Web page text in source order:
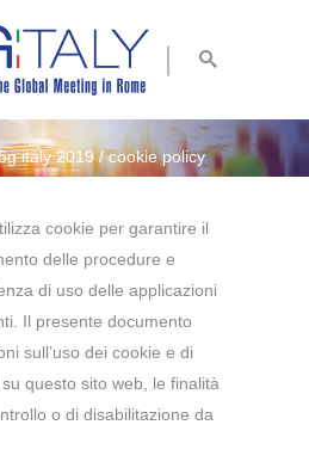
italy 2019/cookie policy
cookie per garantire il
delle procedure e
di uso delle applicazioni
Il presente documento
sull’uso dei cookie e di
questo sito web, le finalità
o di disabilitazione da